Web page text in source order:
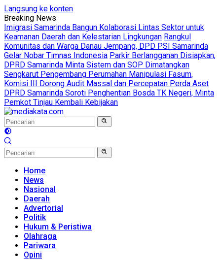
Langsung ke konten
Breaking News
Imigrasi Samarinda Bangun Kolaborasi Lintas Sektor untuk
Keamanan Daerah dan Kelestarian Lingkungan Rangkul
Komunitas dan Warga Danau Jempang, DPD PSI Samarinda
Gelar Nobar Timnas Indonesia Parkir Berlangganan Disiapkan,
DPRD Samarinda Minta Sistem dan SOP Dimatangkan
Sengkarut Pengembang Perumahan Manipulasi Fasum,
Komisi III Dorong Audit Massal dan Percepatan Perda Aset
DPRD Samarinda Soroti Penghentian Bosda TK Negeri, Minta
Pemkot Tinjau Kembali Kebijakan
Home
News
Nasional
Daerah
Advertorial
Politik
Hukum & Peristiwa
Olahraga
Pariwara
Opini